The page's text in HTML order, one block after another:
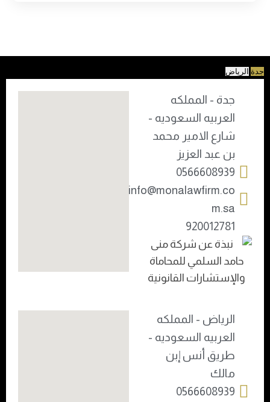
جدة الرياض
جدة - المملكه
العربيه السعوديه -
شارع الامير محمد
بن عبد العزيز
0566608939
info@monalawfirm.co
m.sa
920012781
الرياض - المملكه
العربيه السعوديه -
طريق أنس إبن
مالك
0566608939